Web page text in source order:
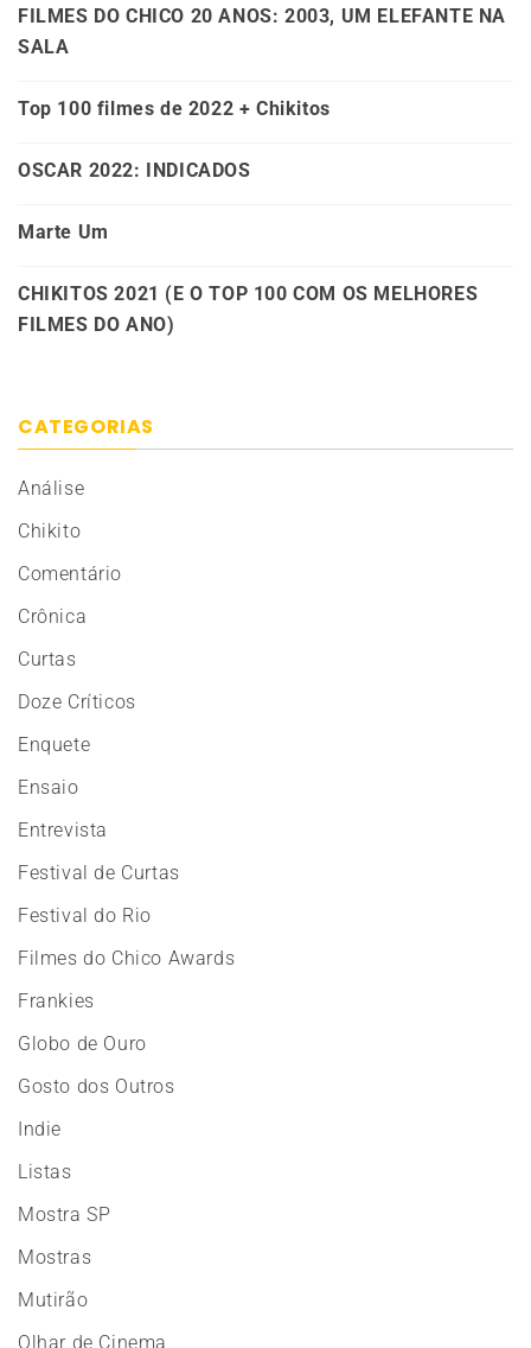
FILMES DO CHICO 20 ANOS: 2003, UM ELEFANTE NA
SALA
Top 100 filmes de 2022 + Chikitos
OSCAR 2022: INDICADOS
Marte Um
CHIKITOS 2021 (E O TOP 100 COM OS MELHORES
FILMES DO ANO)
CATEGORIAS
Análise
Chikito
Comentário
Crônica
Curtas
Doze Críticos
Enquete
Ensaio
Entrevista
Festival de Curtas
Festival do Rio
Filmes do Chico Awards
Frankies
Globo de Ouro
Gosto dos Outros
Indie
Listas
Mostra SP
Mostras
Mutirão
Olhar de Cinema